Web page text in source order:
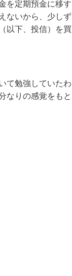
を定期預金に移す
ないから、少しず
以下、投信）を買
て勉強していたわ
なりの感覚をもと